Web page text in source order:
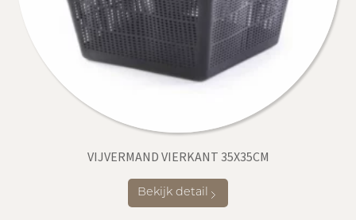
VIJVERMAND VIERKANT 35X35CM
Bekijk detail